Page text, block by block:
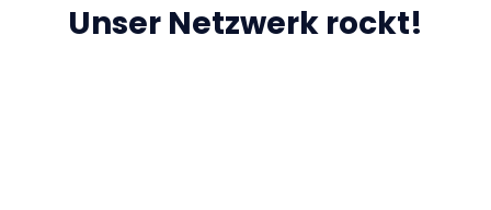
Unser Netzwerk rockt!